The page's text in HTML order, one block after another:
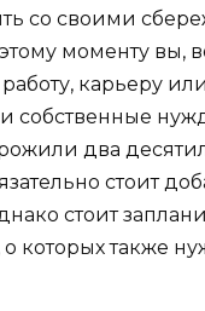
моменту вы,
карьеру
собственные
два
стоит
стоит
которых также